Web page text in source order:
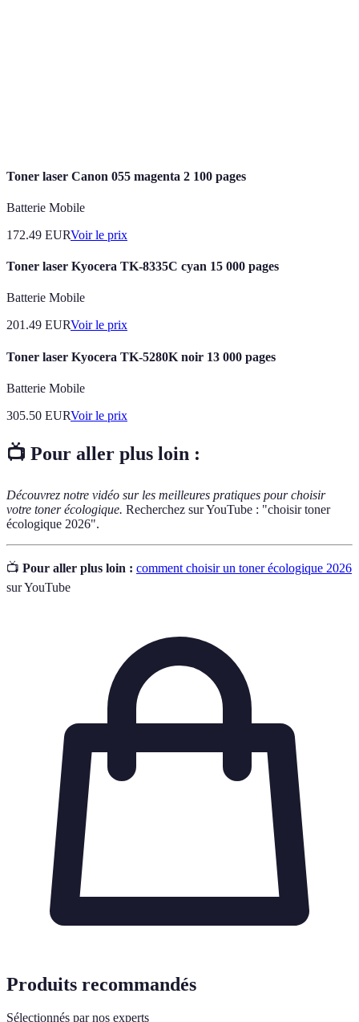
Toner laser Canon 055 magenta 2 100 pages
Batterie Mobile
172.49 EURVoir le prix
Toner laser Kyocera TK-8335C cyan 15 000 pages
Batterie Mobile
201.49 EURVoir le prix
Toner laser Kyocera TK-5280K noir 13 000 pages
Batterie Mobile
305.50 EURVoir le prix
📺 Pour aller plus loin :
Découvrez notre vidéo sur les meilleures pratiques pour choisir
votre toner écologique. Recherchez sur YouTube : "choisir toner
écologique 2026".
📺 Pour aller plus loin : comment choisir un toner écologique 2026
sur YouTube
Produits recommandés
Sélectionnés par nos experts